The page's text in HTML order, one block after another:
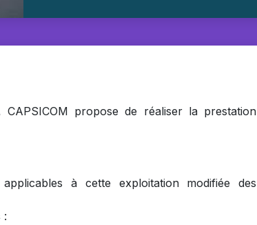
propose de réaliser la prestation
à cette exploitation modifiée des
: